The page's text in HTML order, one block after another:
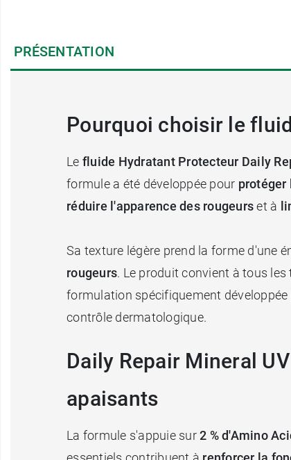
PRÉSENTATION
Pourquoi choisir le
Le fluide Hydratant Protecteur Daily
formule a été développée pour protéger
réduire l'apparence des rougeurset à
Sa texture légère prend la forme d'une
rougeurs. Le produit convient à tous
formulation spécifiquement
contrôle dermatologique.
Daily Repair Mineral
apaisants
La formule s'appuie sur2 % d'Amino